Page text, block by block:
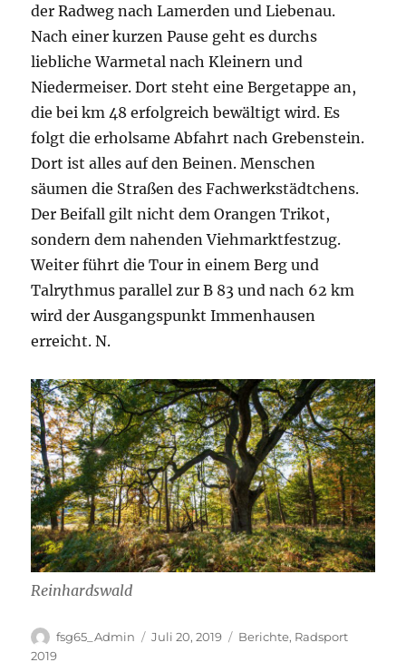
der Radweg nach Lamerden und Liebenau.
Nach einer kurzen Pause geht es durchs
liebliche Warmetal nach Kleinern und
Niedermeiser. Dort steht eine Bergetappe an,
die bei km 48 erfolgreich bewältigt wird. Es
folgt die erholsame Abfahrt nach Grebenstein.
Dort ist alles auf den Beinen. Menschen
säumen die Straßen des Fachwerkstädtchens.
Der Beifall gilt nicht dem Orangen Trikot,
sondern dem nahenden Viehmarktfestzug.
Weiter führt die Tour in einem Berg und
Talrythmus parallel zur B 83 und nach 62 km
wird der Ausgangspunkt Immenhausen
erreicht. N.
Reinhardswald
Autor
fsg65_Admin
Veröffentlicht
Juli 20, 2019 Kategorien
Berichte, Radsport
2019